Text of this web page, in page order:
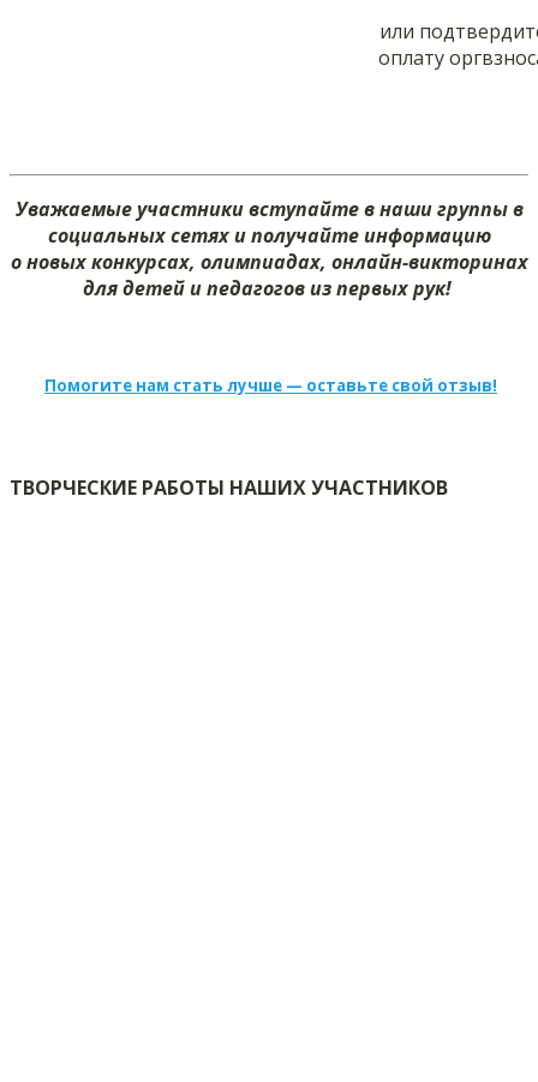
или
оплату
Уважаемые участники вступайте в наши группы в
социальных сетях и получайте информацию
о новых конкурсах, олимпиадах, онлайн-викторинах
для детей и педагогов из первых рук!
Помогите нам стать лучше — оставьте свой отзыв!
ТВОРЧЕСКИЕ РАБОТЫ НАШИХ УЧАСТНИКОВ